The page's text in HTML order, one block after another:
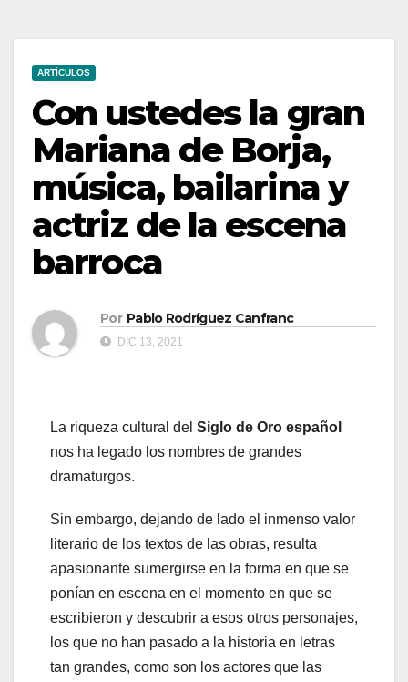
ARTÍCULOS
Con ustedes la gran
Mariana de Borja,
música, bailarina y
actriz de la escena
barroca
Por Pablo Rodríguez Canfranc
DIC 13, 2021
La riqueza cultural del Siglo de Oro español
nos ha legado los nombres de grandes
dramaturgos.
Sin embargo, dejando de lado el inmenso valor
literario de los textos de las obras, resulta
apasionante sumergirse en la forma en que se
ponían en escena en el momento en que se
escribieron y descubrir a esos otros personajes,
los que no han pasado a la historia en letras
tan grandes, como son los actores que las